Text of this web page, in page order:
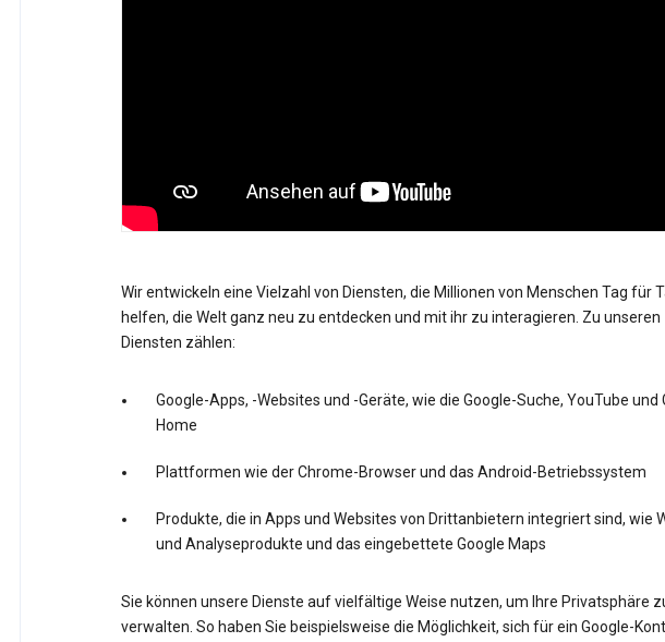
Wir entwickeln eine Vielzahl von Diensten, die Millionen von Menschen Tag für
helfen, die Welt ganz neu zu entdecken und mit ihr zu interagieren. Zu unseren
Diensten zählen:
Google-Apps, -Websites und -Geräte, wie die Google-Suche, YouTube und
Home
Plattformen wie der Chrome-Browser und das Android-Betriebssystem
Produkte, die in Apps und Websites von Drittanbietern integriert sind, wie
und Analyseprodukte und das eingebettete Google Maps
Sie können unsere Dienste auf vielfältige Weise nutzen, um Ihre Privatsphäre
verwalten. So haben Sie beispielsweise die Möglichkeit, sich für ein Google-